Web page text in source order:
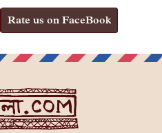
Rate us on FaceBook